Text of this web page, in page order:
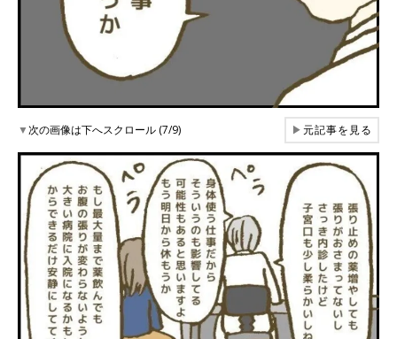
▼次の画像は下へスクロール (7/9) ▶元記事を見る